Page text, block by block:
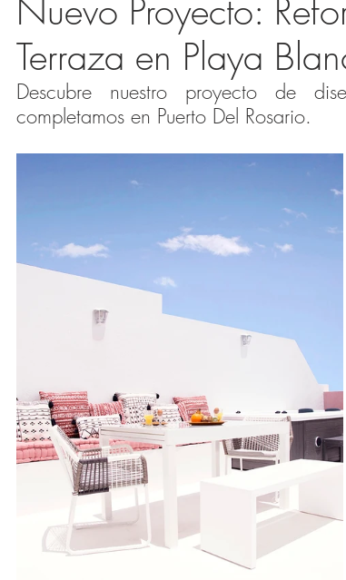
Nuevo Proyecto:
Terraza en Playa
Descubre nuestro proyecto de
completamos en Puerto Del Rosario.